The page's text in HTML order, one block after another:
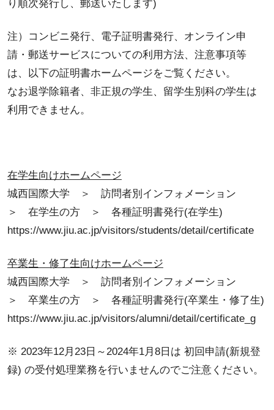
り順次発行し、郵送いたします)
注）コンビニ発行、電子証明書発行、オンライン申
請・郵送サービスについての利用方法、注意事項等
は、以下の証明書ホームページをご覧ください。
なお退学除籍者、非正規の学生、留学生別科の学生は
利用できません。
在学生向けホームページ
城西国際大学 ＞ 訪問者別インフォメーション
＞ 在学生の方 ＞ 各種証明書発行(在学生)
https://www.jiu.ac.jp/visitors/students/detail/certificate
卒業生・修了生向けホームページ
城西国際大学 ＞ 訪問者別インフォメーション
＞ 卒業生の方 ＞ 各種証明書発行(卒業生・修了生)
https://www.jiu.ac.jp/visitors/alumni/detail/certificate_g
※ 2023年12月23日～2024年1月8日は 初回申請(新規登
録) の受付処理業務を行いませんのでご注意ください。